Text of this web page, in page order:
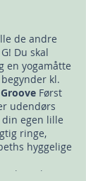
de andre
Du skal
en yogamåtte
kl.
Groove Først
udendørs
egen lille
ringe,
hyggelige
spiser vi